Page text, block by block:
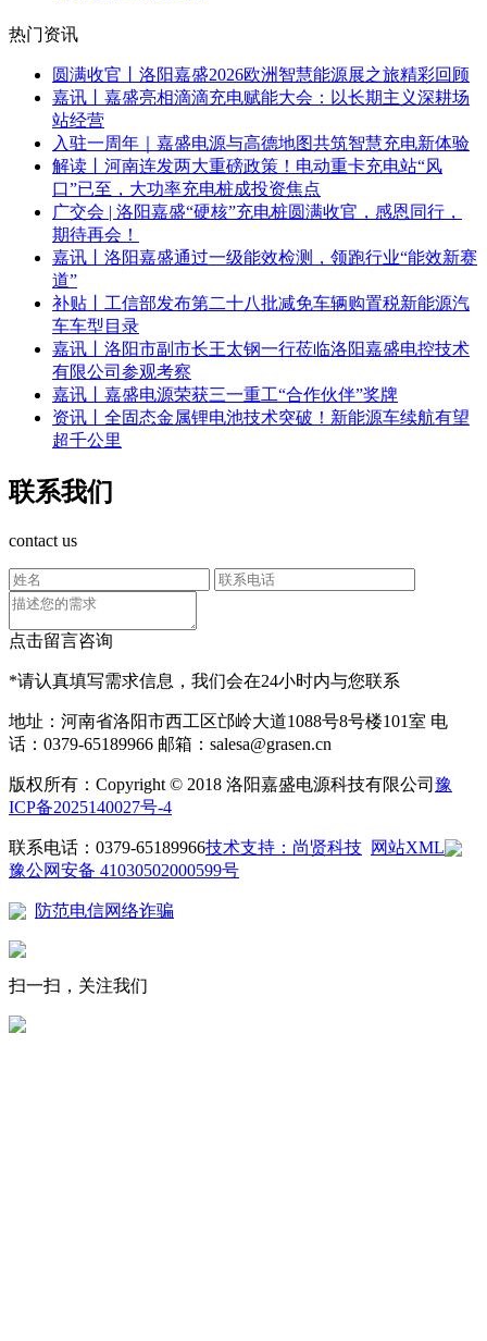
热门资讯
圆满收官丨洛阳嘉盛2026欧洲智慧能源展之旅精彩回顾
嘉讯丨嘉盛亮相滴滴充电赋能大会：以长期主义深耕场
站经营
入驻一周年｜嘉盛电源与高德地图共筑智慧充电新体验
解读丨河南连发两大重磅政策！电动重卡充电站“风
口”已至，大功率充电桩成投资焦点
广交会 | 洛阳嘉盛“硬核”充电桩圆满收官，感恩同行，
期待再会！
嘉讯丨洛阳嘉盛通过一级能效检测，领跑行业“能效新赛
道”
补贴丨工信部发布第二十八批减免车辆购置税新能源汽
车车型目录
嘉讯丨洛阳市副市长王太钢一行莅临洛阳嘉盛电控技术
有限公司参观考察
嘉讯丨嘉盛电源荣获三一重工“合作伙伴”奖牌
资讯丨全固态金属锂电池技术突破！新能源车续航有望
超千公里
联系我们
contact us
点击留言咨询
*请认真填写需求信息，我们会在24小时内与您联系
地址：河南省洛阳市西工区邙岭大道1088号8号楼101室 电
话：0379-65189966 邮箱：salesa@grasen.cn
版权所有：Copyright © 2018 洛阳嘉盛电源科技有限公司 豫
ICP备2025140027号-4
联系电话：0379-65189966技术支持：尚贤科技 网站XML
豫公网安备 41030502000599号
防范电信网络诈骗
扫一扫，关注我们